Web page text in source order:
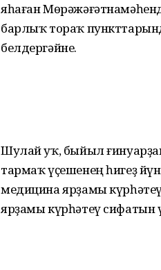
яһаған
барлыҡ тораҡ
белдергәйне.
Шулай уҡ, быйыл
тармаҡ үҫешенең һигеҙ
медицина ярҙамы
ярҙамы күрһәтеү сифатын